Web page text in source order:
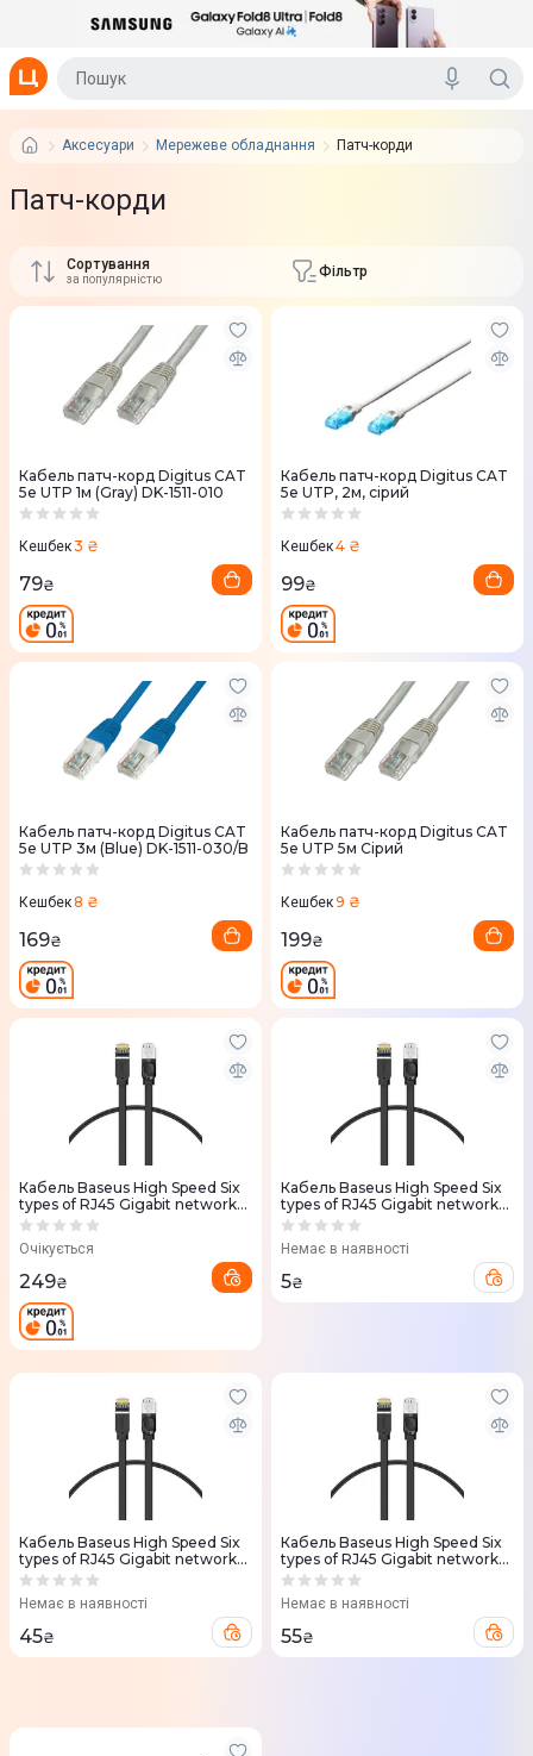
Аксесуари Мережеве обладнання Патч-корди
Патч-корди
Сортування
за популярністю Фільтр
Кабель патч-корд Digitus CAT
5e UTP 1м (Gray) DK-1511-010
Кешбек3 ₴
79₴
Кабель патч-корд Digitus CAT
5e UTP, 2м, сiрий
Кешбек4 ₴
99₴
Кабель патч-корд Digitus CAT
5e UTP 3м (Blue) DK-1511-030/B
Кешбек8 ₴
169₴
Кабель патч-корд Digitus CAT
5e UTP 5м Сiрий
Кешбек9 ₴
199₴
Кабель Baseus High Speed Six
types of RJ45 Gigabit network
(5m)
Очікується
249₴
Кабель Baseus High Speed Six
types of RJ45 Gigabit network
(3m)
Немає в наявності
5₴
Кабель Baseus High Speed Six
types of RJ45 Gigabit network
(2m)
Немає в наявності
45₴
Кабель Baseus High Speed Six
types of RJ45 Gigabit network
(1m)
Немає в наявності
55₴